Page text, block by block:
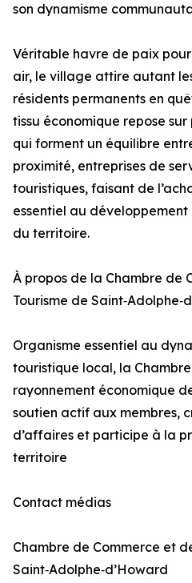
son dynamisme
Véritable havre de paix
air, le village attire autant
résidents permanents en
tissu économique repose
qui forment un équilibre
proximité, entreprises de
touristiques, faisant de
essentiel au
du territoire.
À propos de la Chambre de
Tourisme de
Organisme essentiel au
touristique local, la
rayonnement économique
soutien actif aux membres,
d’affaires et participe à la
territoire
Contact médias
Chambre de Commerce et
Saint‑Adolphe‑d’Howard